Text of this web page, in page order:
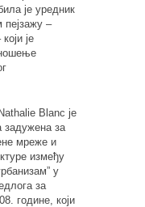
је уредник
пејзажу –
је
Blanc је
задужена за
мреже и
између
у
за
године, који